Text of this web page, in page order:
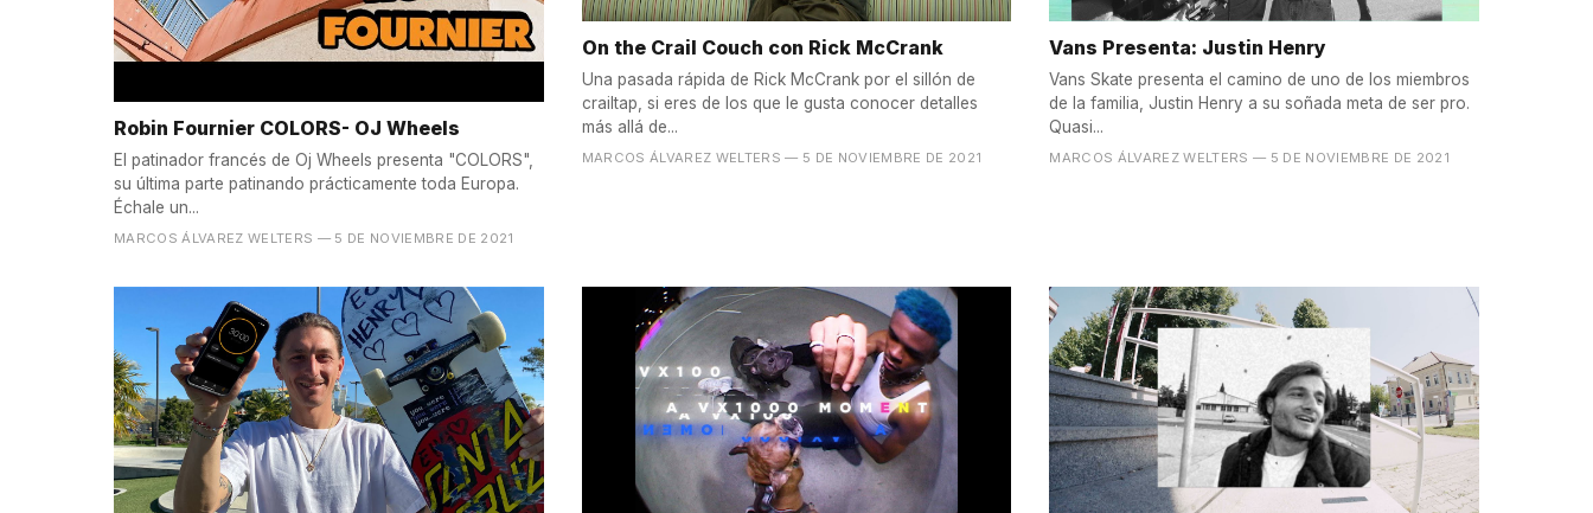
Robin Fournier COLORS- OJ Wheels
El patinador francés de Oj Wheels presenta "COLORS",
su última parte patinando prácticamente toda Europa.
Échale un...
MARCOS ÁLVAREZ WELTERS — 5 DE NOVIEMBRE DE 2021
On the Crail Couch con Rick McCrank
Una pasada rápida de Rick McCrank por el sillón de
crailtap, si eres de los que le gusta conocer detalles
más allá de...
MARCOS ÁLVAREZ WELTERS — 5 DE NOVIEMBRE DE 2021
Vans Presenta: Justin Henry
Vans Skate presenta el camino de uno de los miembros
de la familia, Justin Henry a su soñada meta de ser pro.
Quasi...
MARCOS ÁLVAREZ WELTERS — 5 DE NOVIEMBRE DE 2021